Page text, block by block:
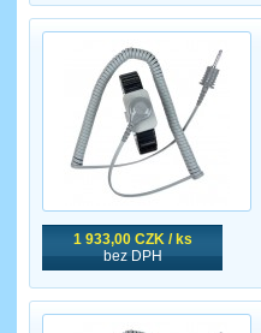
1 933,00 CZK / ks
bez DPH